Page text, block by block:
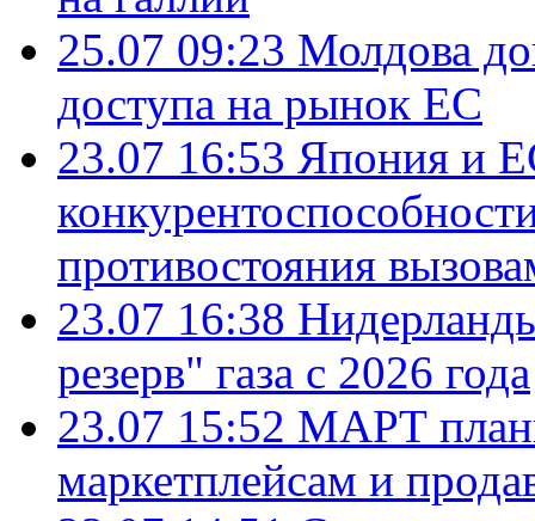
25.07 09:23 Молдова
доступа на рынок ЕС
23.07 16:53 Япония и
противостояния
23.07 16:38
резерв" газа с 2026 года
23.07 15:52 МАРТ
маркетплейсам и